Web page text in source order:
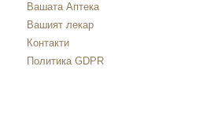
Вашата Аптека
Вашият лекар
Контакти
Политика GDPR